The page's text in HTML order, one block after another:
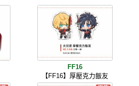
FF16
【FF16】厚壓克力飯友